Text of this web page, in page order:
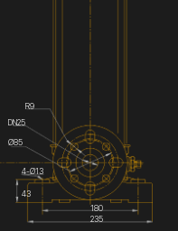
DN25
180
235
43
4-Ø13
Ø85
R9